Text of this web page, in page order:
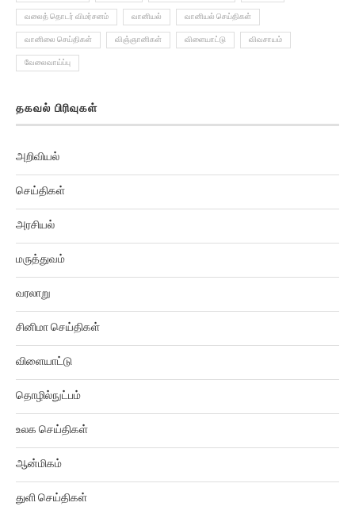
வலைத் தொடர் விமர்சனம் வானியல் வானியல் செய்திகள்
வானிலை செய்திகள் விஞ்ஞானிகள் விளையாட்டு விவசாயம்
வேலைவாய்ப்பு
தகவல் பிரிவுகள்
அறிவியல்
செய்திகள்
அரசியல்
மருத்துவம்
வரலாறு
சினிமா செய்திகள்
விளையாட்டு
தொழில்நுட்பம்
உலக செய்திகள்
ஆன்மிகம்
துளி செய்திகள்